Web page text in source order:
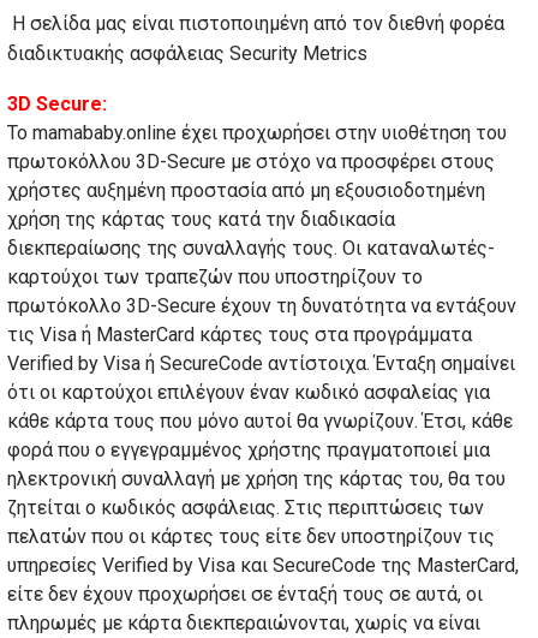
Η σελίδα μας είναι πιστοποιημένη από τον διεθνή φορέα
διαδικτυακής ασφάλειας Security Metrics
3D Secure:
Το mamababy.online έχει προχωρήσει στην υιοθέτηση του
πρωτοκόλλου 3D-Secure με στόχο να προσφέρει στους
χρήστες αυξημένη προστασία από μη εξουσιοδοτημένη
χρήση της κάρτας τους κατά την διαδικασία
διεκπεραίωσης της συναλλαγής τους. Οι καταναλωτές-
καρτούχοι των τραπεζών που υποστηρίζουν το
πρωτόκολλο 3D-Secure έχουν τη δυνατότητα να εντάξουν
τις Visa ή MasterCard κάρτες τους στα προγράμματα
Verified by Visa ή SecureCode αντίστοιχα. Ένταξη σημαίνει
ότι οι καρτούχοι επιλέγουν έναν κωδικό ασφαλείας για
κάθε κάρτα τους που μόνο αυτοί θα γνωρίζουν. Έτσι, κάθε
φορά που ο εγγεγραμμένος χρήστης πραγματοποιεί μια
ηλεκτρονική συναλλαγή με χρήση της κάρτας του, θα του
ζητείται ο κωδικός ασφάλειας. Στις περιπτώσεις των
πελατών που οι κάρτες τους είτε δεν υποστηρίζουν τις
υπηρεσίες Verified by Visa και SecureCode της MasterCard,
είτε δεν έχουν προχωρήσει σε ένταξή τους σε αυτά, οι
πληρωμές με κάρτα διεκπεραιώνονται, χωρίς να είναι